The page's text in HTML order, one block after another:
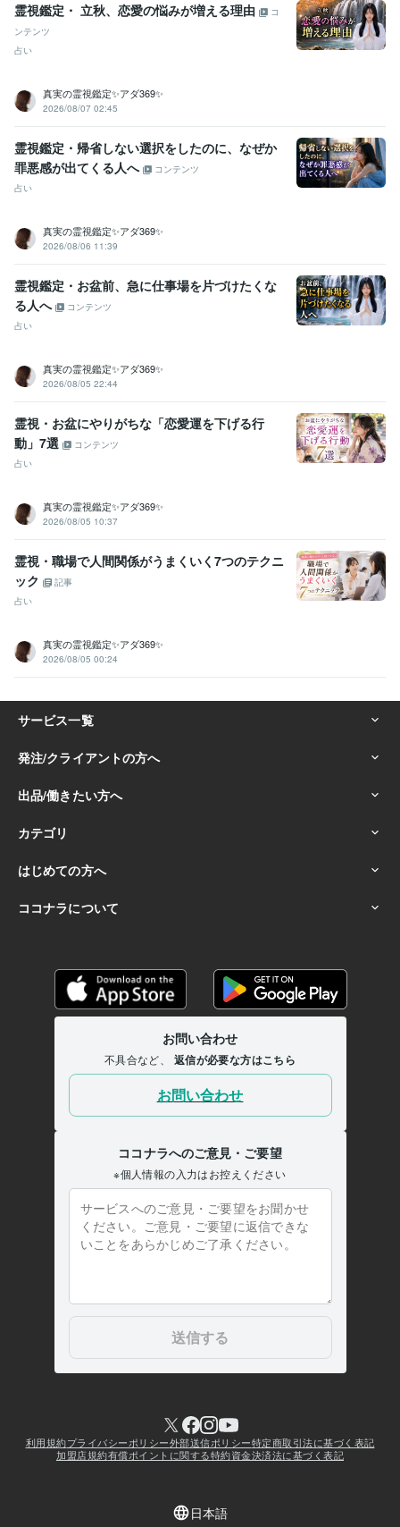
霊視鑑定・ 立秋、恋愛の悩みが増える理由
コ
ンテンツ
占い
真実の霊視鑑定✨アダ369✨
2026/08/07 02:45
霊視鑑定・帰省しない選択をしたのに、なぜか
罪悪感が出てくる人へ
コンテンツ
占い
真実の霊視鑑定✨アダ369✨
2026/08/06 11:39
霊視鑑定・お盆前、急に仕事場を片づけたくな
る人へ
コンテンツ
占い
真実の霊視鑑定✨アダ369✨
2026/08/05 22:44
霊視・お盆にやりがちな「恋愛運を下げる行
動」7選
コンテンツ
占い
真実の霊視鑑定✨アダ369✨
2026/08/05 10:37
霊視・職場で人間関係がうまくいく7つのテクニ
ック
記事
占い
真実の霊視鑑定✨アダ369✨
2026/08/05 00:24